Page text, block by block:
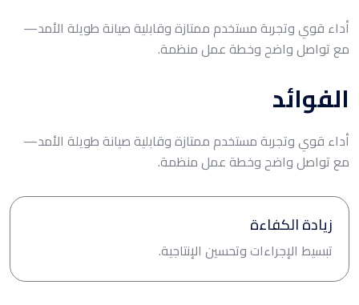
أداء قوي وتجربة مستخدم ممتازة وقابلية صيانة طويلة الأمد—
مع تواصل واضح وخطة عمل منظمة.
الفوائد
أداء قوي وتجربة مستخدم ممتازة وقابلية صيانة طويلة الأمد—
مع تواصل واضح وخطة عمل منظمة.
زيادة الكفاءة
تبسيط الإجراءات وتحسين الإنتاجية.